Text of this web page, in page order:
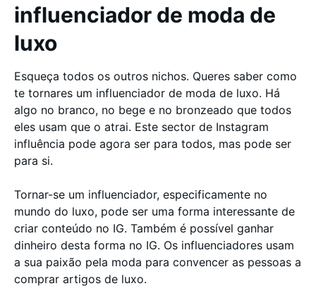
influenciador de moda de
luxo
Esqueça todos os outros nichos. Queres saber como
te tornares um influenciador de moda de luxo. Há
algo no branco, no bege e no bronzeado que todos
eles usam que o atrai. Este sector de Instagram
influência pode agora ser para todos, mas pode ser
para si.
Tornar-se um influenciador, especificamente no
mundo do luxo, pode ser uma forma interessante de
criar conteúdo no IG. Também é possível ganhar
dinheiro desta forma no IG. Os influenciadores usam
a sua paixão pela moda para convencer as pessoas a
comprar artigos de luxo.